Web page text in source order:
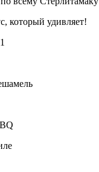
который удивляет!